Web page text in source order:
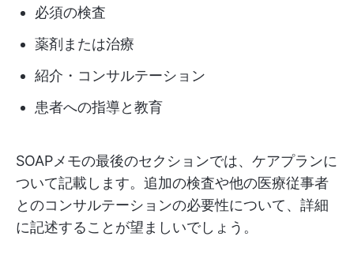
必須の検査
薬剤または治療
紹介・コンサルテーション
患者への指導と教育
SOAPメモの最後のセクションでは、ケアプランに
ついて記載します。追加の検査や他の医療従事者
とのコンサルテーションの必要性について、詳細
に記述することが望ましいでしょう。